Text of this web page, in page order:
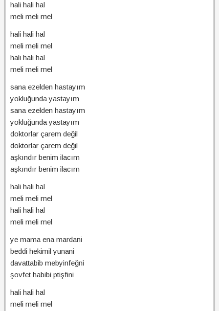
hali hali hal
meli meli mel
hali hali hal
meli meli mel
hali hali hal
meli meli mel
sana ezelden hastayım
yokluğunda yastayım
sana ezelden hastayım
yokluğunda yastayım
doktorlar çarem değil
doktorlar çarem değil
aşkındır benim ilacım
aşkındır benim ilacım
hali hali hal
meli meli mel
hali hali hal
meli meli mel
ye mama ena mardani
beddi hekimil yunani
davattabib mebyinfeğni
şovfet habibi ptişfini
hali hali hal
meli meli mel